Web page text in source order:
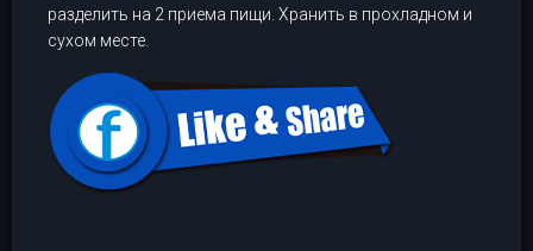
разделить на 2 приема пищи. Хранить в прохладном и
сухом месте.